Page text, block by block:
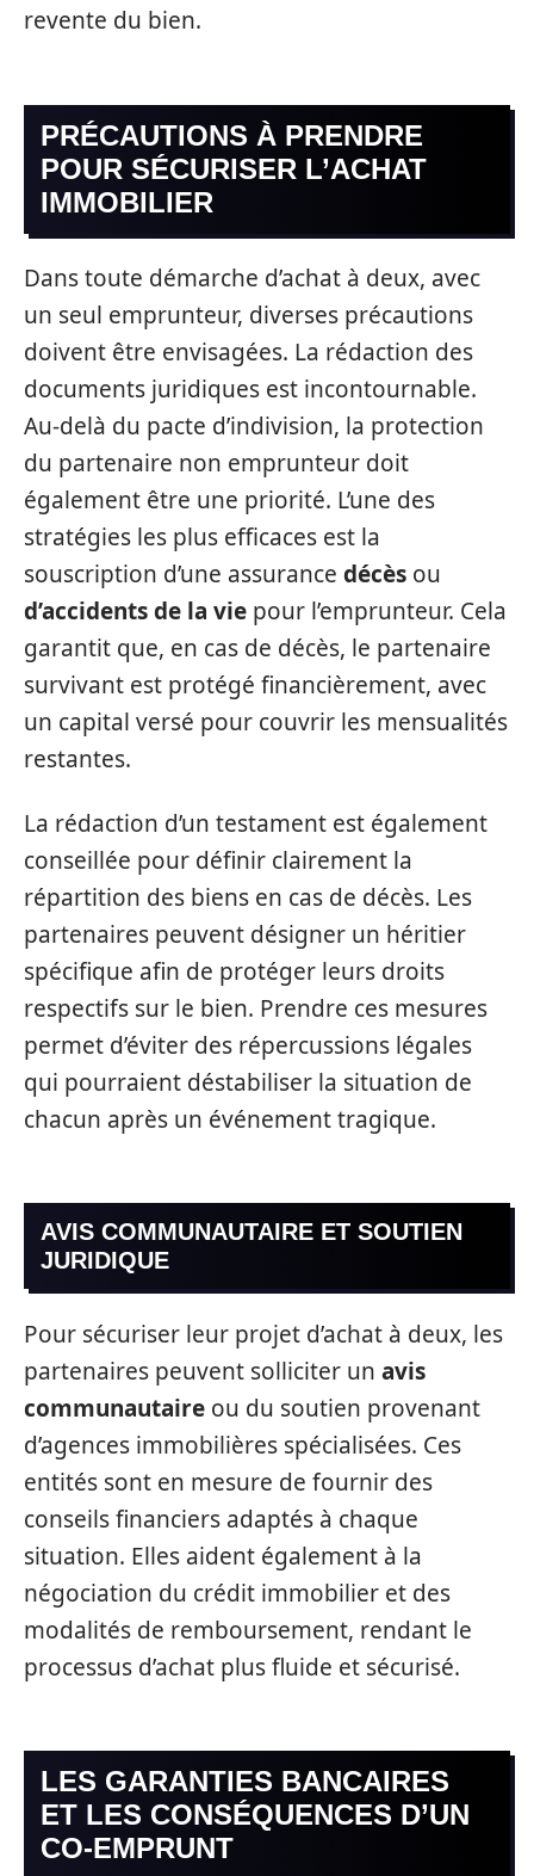
revente du bien.
PRÉCAUTIONS À PRENDRE
POUR SÉCURISER L’ACHAT
IMMOBILIER
Dans toute démarche d’achat à deux, avec
un seul emprunteur, diverses précautions
doivent être envisagées. La rédaction des
documents juridiques est incontournable.
Au-delà du pacte d’indivision, la protection
du partenaire non emprunteur doit
également être une priorité. L’une des
stratégies les plus efficaces est la
souscription d’une assurance décès ou
d’accidents de la vie pour l’emprunteur. Cela
garantit que, en cas de décès, le partenaire
survivant est protégé financièrement, avec
un capital versé pour couvrir les mensualités
restantes.
La rédaction d’un testament est également
conseillée pour définir clairement la
répartition des biens en cas de décès. Les
partenaires peuvent désigner un héritier
spécifique afin de protéger leurs droits
respectifs sur le bien. Prendre ces mesures
permet d’éviter des répercussions légales
qui pourraient déstabiliser la situation de
chacun après un événement tragique.
AVIS COMMUNAUTAIRE ET SOUTIEN
JURIDIQUE
Pour sécuriser leur projet d’achat à deux, les
partenaires peuvent solliciter un avis
communautaire ou du soutien provenant
d’agences immobilières spécialisées. Ces
entités sont en mesure de fournir des
conseils financiers adaptés à chaque
situation. Elles aident également à la
négociation du crédit immobilier et des
modalités de remboursement, rendant le
processus d’achat plus fluide et sécurisé.
LES GARANTIES BANCAIRES
ET LES CONSÉQUENCES D’UN
CO-EMPRUNT